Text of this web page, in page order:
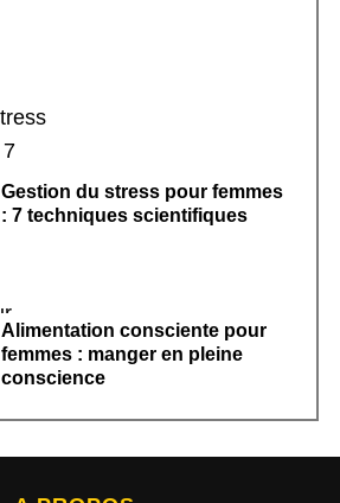
Gestion du stress pour femmes
: 7 techniques scientifiques
Alimentation consciente pour
femmes : manger en pleine
conscience